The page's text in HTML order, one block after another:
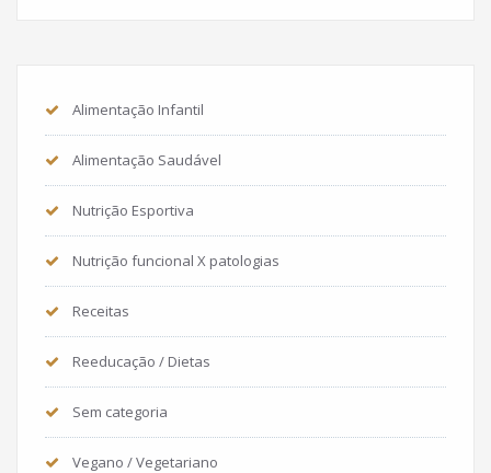
Alimentação Infantil
Alimentação Saudável
Nutrição Esportiva
Nutrição funcional X patologias
Receitas
Reeducação / Dietas
Sem categoria
Vegano / Vegetariano